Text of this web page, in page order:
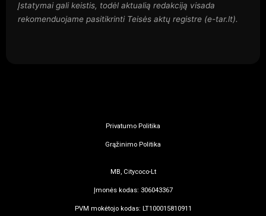
Įstatymai gali keistis, todėl aktualią redakciją visada
rekomenduojame pasitikrinti Teisės aktų registre (e-tar.lt).
Privatumo Politika
Grąžinimo Politika
MB, Citycoco-Lt
Įmonės kodas: 306043367
PVM mokėtojo kodas: LT100015810911